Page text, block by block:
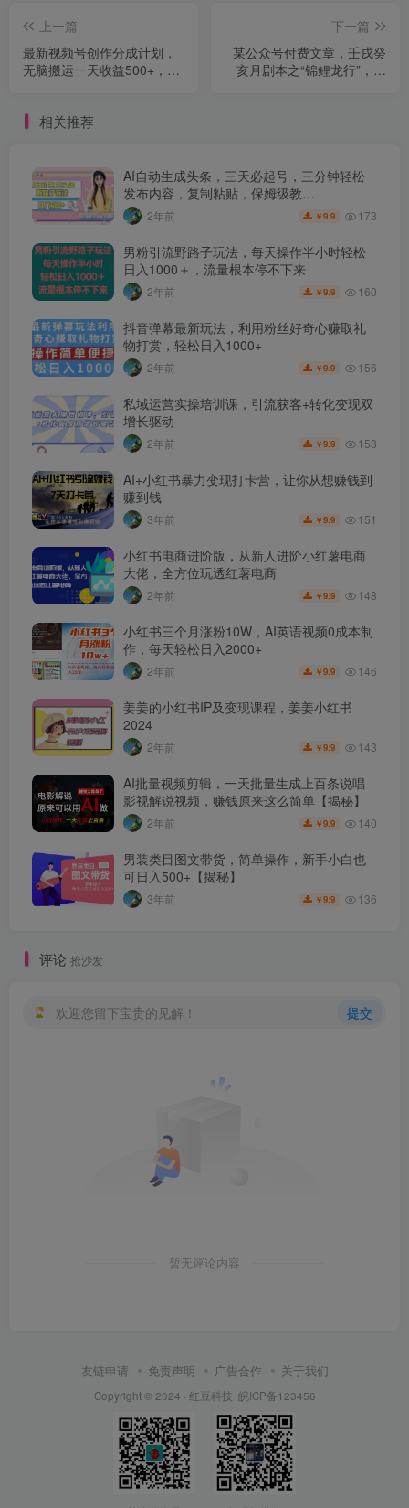
上一篇
最新视频号创作分成计划，
无脑搬运一天收益500+，
下一篇
某公众号付费文章，壬戌癸
亥月剧本之“锦鲤龙行”，见
相关推荐
AI自动生成头条，三天必起号，三分钟轻松
发布内容，复制粘贴，保姆级教…
2年前 ￥9.9 173
男粉引流野路子玩法，每天操作半小时轻松
日入1000＋，流量根本停不下来
2年前 ￥9.9 160
抖音弹幕最新玩法，利用粉丝好奇心赚取礼
物打赏，轻松日入1000+
2年前 ￥9.9 156
私域运营实操培训课，引流获客+转化变现双
增长驱动
2年前 ￥9.9 153
AI+小红书暴力变现打卡营，让你从想赚钱到
赚到钱
3年前 ￥9.9 151
小红书电商进阶版，从新人进阶小红薯电商
大佬，全方位玩透红薯电商
2年前 ￥9.9 148
小红书三个月涨粉10W，AI英语视频0成本制
作，每天轻松日入2000+
2年前 ￥9.9 146
姜姜的小红书IP及变现课程，姜姜小红书
2024
2年前 ￥9.9 143
AI批量视频剪辑，一天批量生成上百条说唱
影视解说视频，赚钱原来这么简单【揭秘】
2年前 ￥9.9 140
男装类目图文带货，简单操作，新手小白也
可日入500+【揭秘】
3年前 ￥9.9 136
评论 抢沙发
欢迎您留下宝贵的见解！ 提交
暂无评论内容
友链申请 免责声明 广告合作 关于我们
Copyright © 2024 · 红豆科技 皖ICP备123456